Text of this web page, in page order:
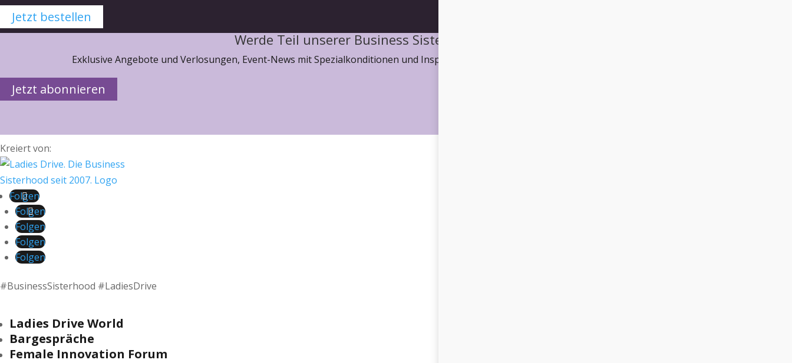
Jetzt bestellen
Werde Teil unserer Business Sisterhood
Exklusive Angebote und Verlosungen, Event-News mit Spezialkonditionen und Inspiration, wie wir gemeinsam die Welt bewegen.
Jetzt abonnieren
Kreiert von:
Folgen
Folgen
Folgen
Folgen
Folgen
#BusinessSisterhood #LadiesDrive
Ladies Drive World
Bargespräche
Female Innovation Forum